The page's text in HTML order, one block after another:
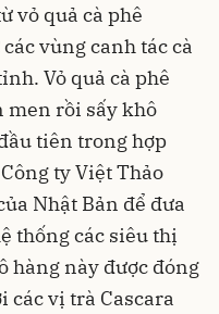
vỏ quả cà phê
vùng canh tác cà
Vỏ quả cà phê
men rồi sấy khô
tiên trong hợp
ty Việt Thảo
Nhật Bản để đưa
thống các siêu thị
hàng này được đóng
các vị trà Cascara